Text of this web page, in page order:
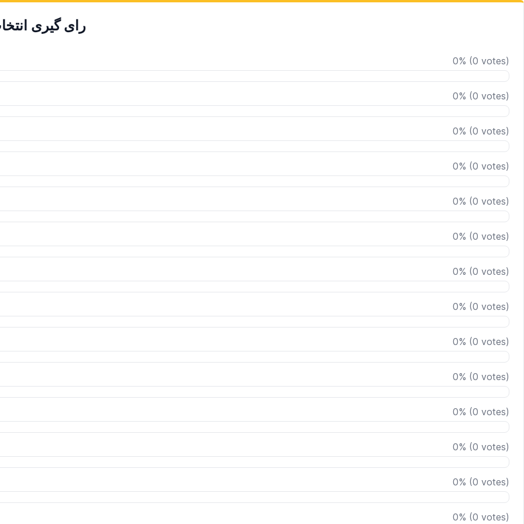
رای گیری
0% (0 votes)
0% (0 votes)
0% (0 votes)
0% (0 votes)
0% (0 votes)
0% (0 votes)
0% (0 votes)
0% (0 votes)
0% (0 votes)
0% (0 votes)
0% (0 votes)
0% (0 votes)
0% (0 votes)
0% (0 votes)